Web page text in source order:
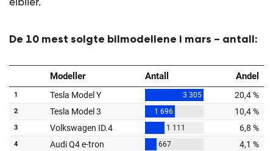
De 10 mest solgte bilmodellene i mars – antall: